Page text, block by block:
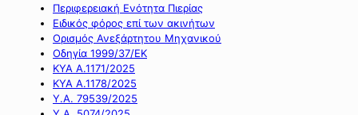
Περιφερειακή Ενότητα Πιερίας
Ειδικός φόρος επί των ακινήτων
Ορισμός Ανεξάρτητου Μηχανικού
Οδηγία 1999/37/ΕΚ
ΚΥΑ Α.1171/2025
ΚΥΑ Α.1178/2025
Υ.Α. 79539/2025